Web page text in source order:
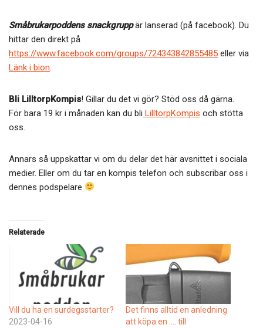
Småbrukarpoddens snackgruppär lanserad (på facebook). Du
hittar den direkt på
https://www.facebook.com/groups/724343842855485 eller via
Länk i bion.
Bli LilltorpKompis! Gillar du det vi gör? Stöd oss då gärna.
För bara 19 kr i månaden kan du bli LilltorpKompis och stötta
oss.
Annars så uppskattar vi om du delar det här avsnittet i sociala
medier. Eller om du tar en kompis telefon och subscribar oss i
dennes podspelare
Relaterade
Vill du ha en surdegsstarter?
2023-04-16
Det finns alltid en anledning
att köpa en …. till